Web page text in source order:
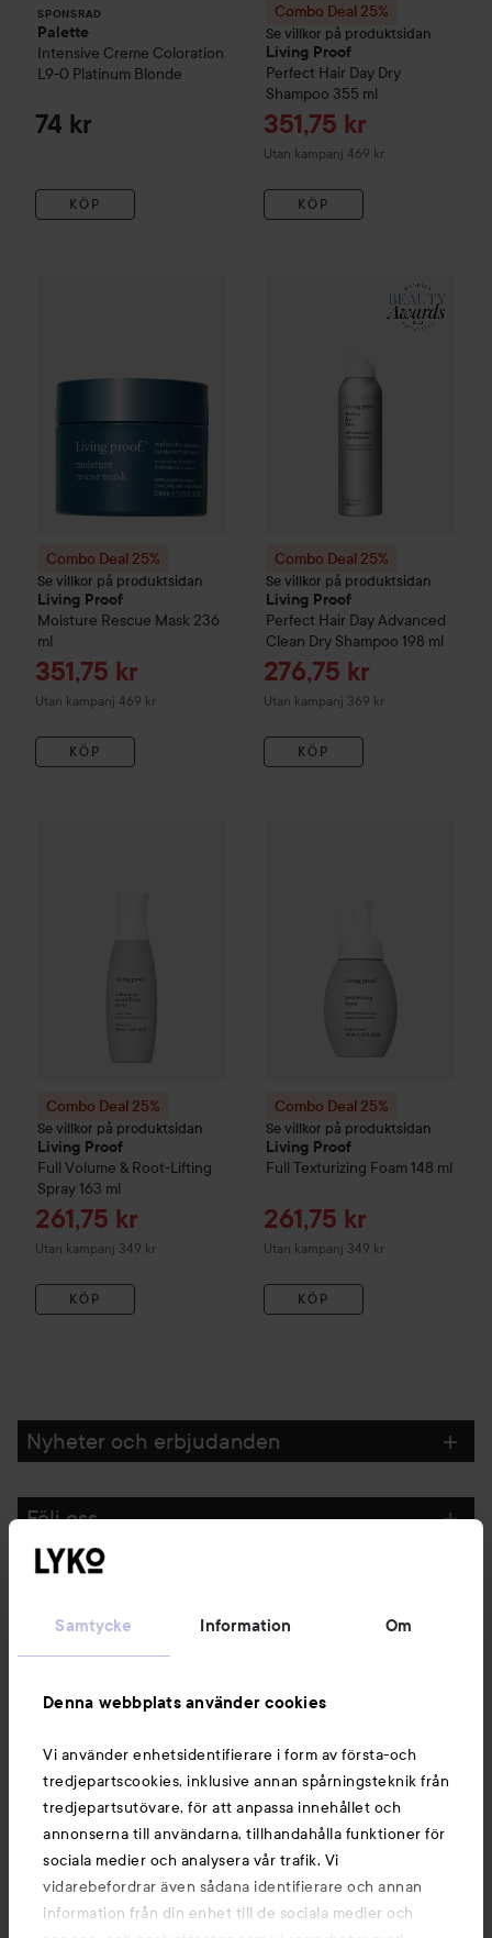
Samtycke Information Om
Denna webbplats använder cookies
Vi använder enhetsidentifierare i form av första-och
tredjepartscookies, inklusive annan spårningsteknik från
tredjepartsutövare, för att anpassa innehållet och
annonserna till användarna, tillhandahålla funktioner för
sociala medier och analysera vår trafik. Vi
vidarebefordrar även sådana identifierare och annan
information från din enhet till de sociala medier och
SPONSRAD
Palette
Intensive Creme Coloration
L9-0 Platinum Blonde
74 kr
KÖP
Combo Deal 25%
Se villkor på produktsidan
Living Proof
Perfect Hair Day Dry
Shampoo 355 ml
Reapris
351,75 kr
Utan kampanj 469 kr
KÖP
Combo Deal 25%
Se villkor på produktsidan
Living Proof
Moisture Rescue Mask 236
ml
Reapris
351,75 kr
Utan kampanj 469 kr
KÖP
Moisture Rescue Mask236 ml
Combo Deal 25%
Se villkor på produktsidan
Living Proof
Perfect Hair DayAdvanced
Clean Dry Shampoo 198 ml
Reapris
276,75 kr
Utan kampanj 369 kr
KÖP
Combo Deal 25%Living Proof
Combo Deal 25%
Se villkor på produktsidan
Living Proof
Full Volume & Root-Lifting
Spray 163 ml
Reapris
261,75 kr
Utan kampanj 349 kr
KÖP
Combo Deal 25%
Se villkor på produktsidan
Living Proof
Full Texturizing Foam 148 ml
Reapris
261,75 kr
Utan kampanj 349 kr
KÖP
Nyheter och erbjudanden
Följ oss
Du kanske också gillar